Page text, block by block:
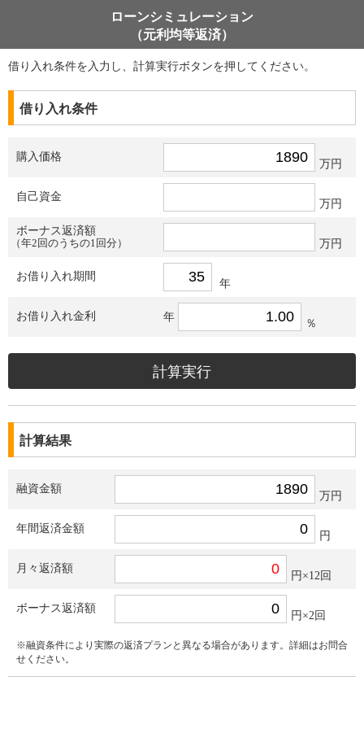
ローンシミュレーション
（元利均等返済）
借り入れ条件を入力し、計算実行ボタンを押してください。
借り入れ条件
購入価格
万円
自己資金
万円
ボーナス返済額
（年2回のうちの1回分）
万円
お借り入れ期間
年
お借り入れ金利 年
％
計算結果
融資金額
万円
年間返済金額
円
月々返済額
円×12回
ボーナス返済額
円×2回
※融資条件により実際の返済プランと異なる場合があります。詳細はお問合
せください。